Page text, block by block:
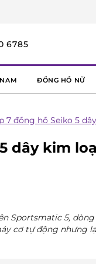
6785
ĐỒNG HỒ NỮ
7 đồng hồ Seiko 5
dây kim
Sportsmatic 5,
cơ tự động nhưng